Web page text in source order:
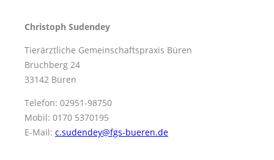
Christoph Sudendey
Tierärztliche Gemeinschaftspraxis Büren
Bruchberg 24
33142 Büren
Telefon: 02951-98750
Mobil: 0170 5370195
E-Mail: c.sudendey@fgs-bueren.de